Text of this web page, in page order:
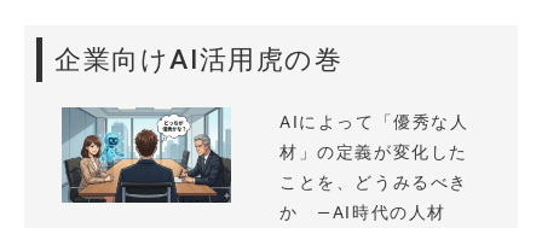
企業向けAI活用虎の巻
AIによって「優秀な人
材」の定義が変化した
ことを、どうみるべき
か —AI時代の人材